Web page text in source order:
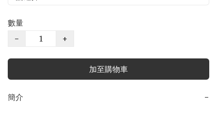
數量
−
+
加至購物車
簡介 −